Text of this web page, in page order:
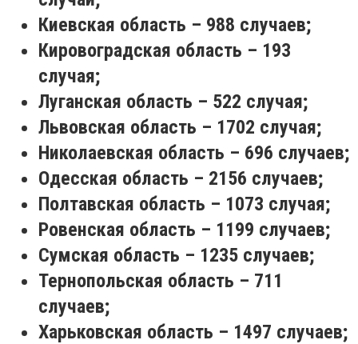
Киевская область – 988 случаев;
Кировоградская область – 193
случая;
Луганская область – 522 случая;
Львовская область – 1702 случая;
Николаевская область – 696 случаев;
Одесская область – 2156 случаев;
Полтавская область – 1073 случая;
Ровенская область – 1199 случаев;
Сумская область – 1235 случаев;
Тернопольская область – 711
случаев;
Харьковская область – 1497 случаев;